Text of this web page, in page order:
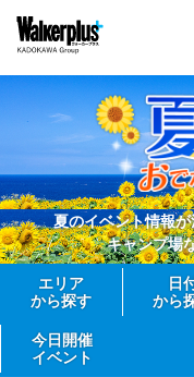
夏のイベント情報
キャンプ場
エリア
から探す
日
から
今日開催
イベント